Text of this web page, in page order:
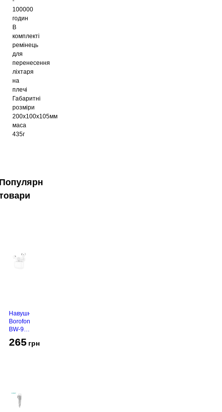
100000
годин
В
комплекті
ремінець
для
перенесення
ліхтаря
на
плечі
Габаритні
розміри
200х100х105мм
маса
435г
Навушники
Borofone
BW-94
White
265 грн